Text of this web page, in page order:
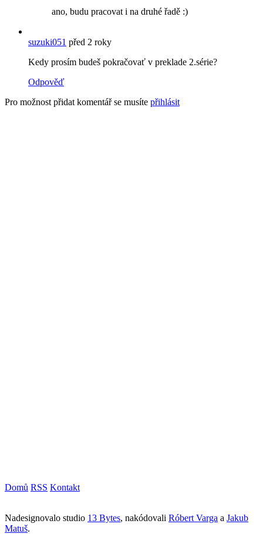
ano, budu pracovat i na druhé řadě :)
suzuki051 před 2 roky
Kedy prosím budeš pokračovať v preklade 2.série?
Odpověď
Pro možnost přidat komentář se musíte přihlásit
Domů RSS Kontakt
Nadesignovalo studio 13 Bytes, nakódovali Róbert Varga a Jakub
Matuš.